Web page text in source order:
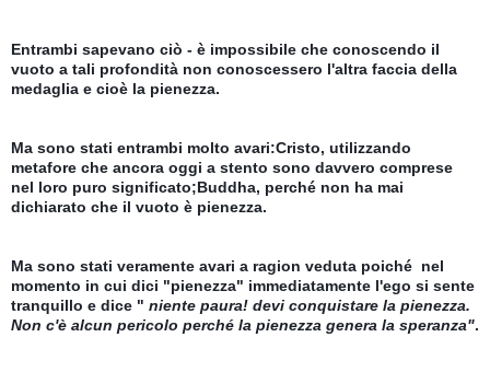
Entrambi sapevano ciò - è impossibile che conoscendo il
vuoto a tali profondità non conoscessero l'altra faccia della
medaglia e cioè la pienezza.
Ma sono stati entrambi molto avari:Cristo, utilizzando
metafore che ancora oggi a stento sono davvero comprese
nel loro puro significato;Buddha, perché non ha mai
dichiarato che il vuoto è pienezza.
Ma sono stati veramente avari a ragion veduta poiché  nel
momento in cui dici "pienezza" immediatamente l'ego si sente
tranquillo e dice " niente paura! devi conquistare la pienezza.
Non c'è alcun pericolo perché la pienezza genera la speranza".